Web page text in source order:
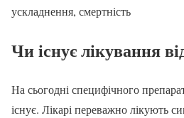
ускладнення, смертність
Чи існує лікування
На сьогодні специфічного
існує. Лікарі переважно лікують